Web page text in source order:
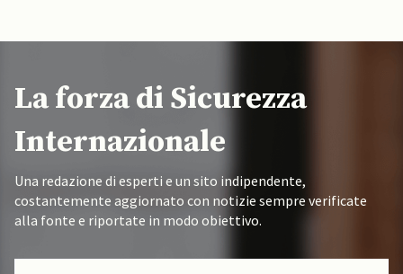
La forza di Sicurezza
Internazionale
Una redazione di esperti e un sito indipendente,
costantemente aggiornato con notizie sempre verificate
alla fonte e riportate in modo obiettivo.